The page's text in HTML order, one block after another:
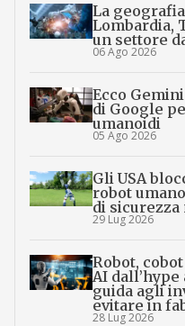
La
Lombardia,
un settore
06 Ago 2026
Ecco
di Google
umanoidi
05 Ago 2026
Gli USA
robot
di sicurezza
29 Lug 2026
Robot,
AI
guida agli
evitare in
28 Lug 2026